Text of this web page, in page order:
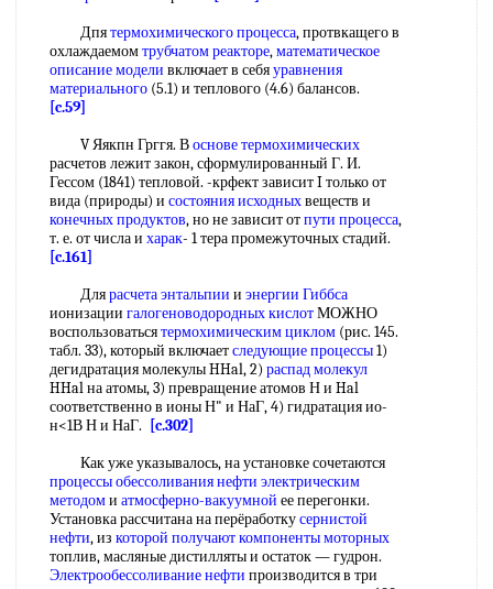
Дпятермохимического процесса, протвкащего в
охлаждаемомтрубчатом реакторе,математическое
описание модели включает в себяуравнения
материального (5.1) и теплового (4.6) балансов.
[c.59]
V Яякпн Грггя. Воснове термохимических
расчетов лежит закон, сформулированный Г. И.
Гессом (1841) тепловой. -крфект зависит I только от
вида (природы) и состояния исходныхвеществ и
конечных продуктов, но не зависит отпути процесса,
т. е. от числа и харак- 1 тера промежуточных стадий.
[c.161]
Длярасчета энтальпии и энергии Гиббса
ионизации галогеноводородных кислотМОЖНО
воспользоватьсятермохимическим циклом (рис. 145.
табл. 33), который включаетследующие процессы1)
дегидратация молекулы HHal, 2) распад молекул
HHal на атомы, 3) превращение атомов Н и Hal
соответственно в ионы Н" и НаГ, 4) гидратация ио-
н<1В Н и НаГ.
[c.302]
Как уже указывалось, на установке сочетаются
процессы обессоливания нефти электрическим
методоми атмосферно-вакуумной ее перегонки.
Установка рассчитана на перёработкусернистой
нефти, из которой получаюткомпоненты моторных
топлив, масляные дистилляты и остаток — гудрон.
Электрообессоливание нефти производится в три